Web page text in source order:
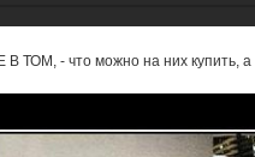
- что можно на них купить, а